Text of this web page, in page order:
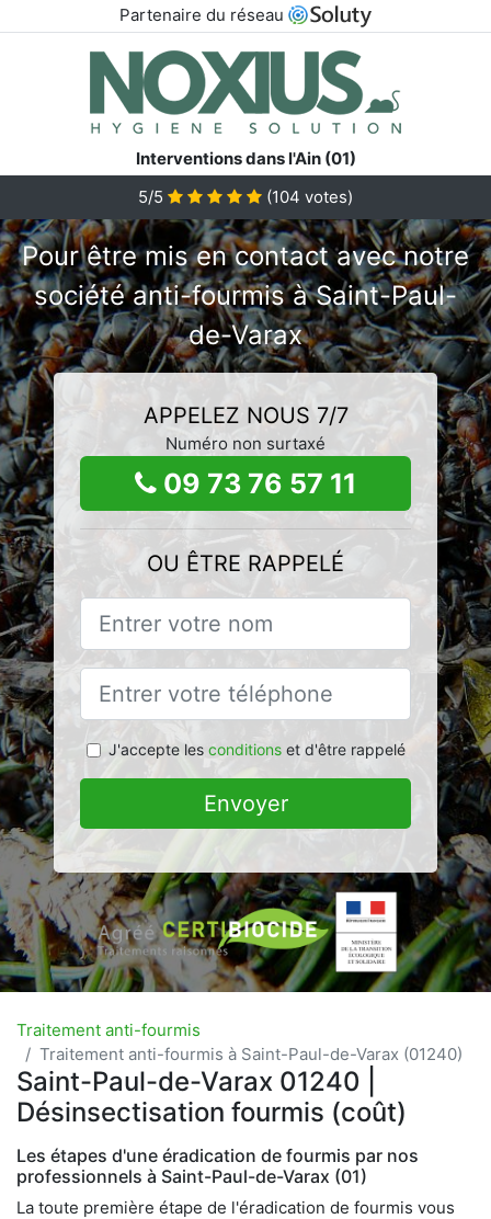
Partenaire du réseau
Interventions dans l'Ain (01)
5/5
(104 votes)
Pour être mis en contact avec notre
société anti-fourmis à Saint-Paul-
de-Varax
APPELEZ NOUS 7/7
Numéro non surtaxé
09 73 76 57 11
OU ÊTRE RAPPELÉ
J'accepte les conditionset d'être rappelé
Envoyer
Traitement anti-fourmis
Traitement anti-fourmis à Saint-Paul-de-Varax (01240)
Saint-Paul-de-Varax 01240 |
Désinsectisation fourmis (coût)
Les étapes d'une éradication de fourmis par nos
professionnels à Saint-Paul-de-Varax (01)
La toute première étape de l'éradication de fourmis vous